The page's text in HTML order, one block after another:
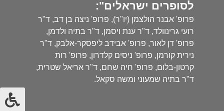
לסופרים ישראלים":
פרופ' אבנר הולצמן (יו"ר), פרופ' ניצה בן דב, ד"ר
רועי גרינוולד, ד"ר ענת ויסמן, ד"ר בתיה ולדמן,
פרופ' דן לאור, פרופ' אבידב ליפסקר-אלבק, ד"ר
נירית קורמן, פרופ' ניסים קלדרון, פרופ' רות
קרטון-בלום, פרופ' חיה שחם, ד"ר אריאל שטרית,
ד"ר בתיה שמעוני ומשה סקאל.